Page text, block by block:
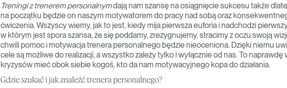
Treningi z trenerem personalnymdają nam szansę na osiągnięcie sukcesu także
na początku będzie on naszym motywatorem do pracy nad sobą oraz
ćwiczenia. Wszyscy wiemy, jak to jest, kiedy mija pierwsza euforia i nadchodzi
w którym jest spora szansa, że się poddamy, zrezygnujemy, stracimy z oczu swoją
chwili pomoc i motywacja trenera personalnego będzie nieoceniona. Dzięki niemu
cele są możliwe do realizacji, a wszystko zależy tylko i wyłącznie od nas. To naprawdę
kryzysów mieć obok siebie kogoś, kto da nam motywacyjnego kopa do działania.
Gdzie szukać i jak znaleźć trenera personalnego?